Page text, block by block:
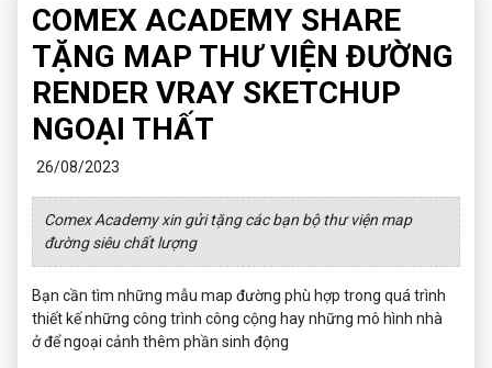
COMEX ACADEMY SHARE
TẶNG MAP THƯ VIỆN ĐƯỜNG
RENDER VRAY SKETCHUP
NGOẠI THẤT
26/08/2023
Comex Academy xin gửi tặng các bạn bộ thư viện map
đường siêu chất lượng
Bạn cần tìm những mẫu map đường phù hợp trong quá trình
thiết kế những công trình công cộng hay những mô hình nhà
ở để ngoại cảnh thêm phần sinh động